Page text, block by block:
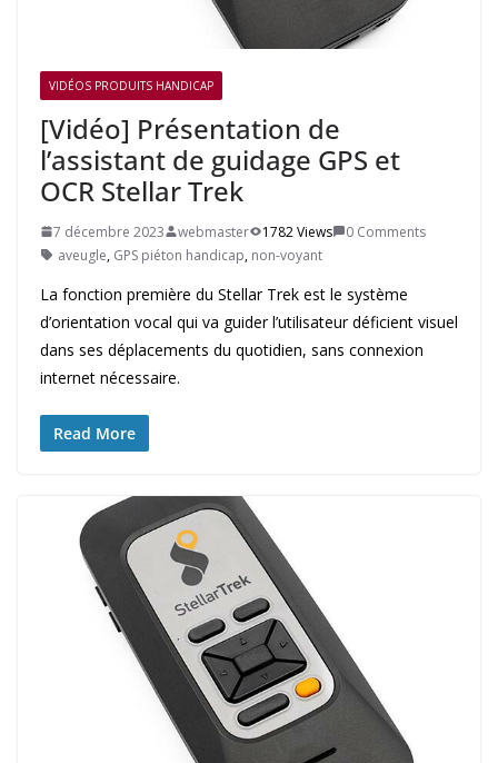
VIDÉOS PRODUITS HANDICAP
[Vidéo] Présentation de
l’assistant de guidage GPS et
OCR Stellar Trek
7 décembre 2023 webmaster 1782 Views
0 Comments
aveugle, GPS piéton handicap, non-voyant
La fonction première du Stellar Trek est le système
d’orientation vocal qui va guider l’utilisateur déficient visuel
dans ses déplacements du quotidien, sans connexion
internet nécessaire.
Read More